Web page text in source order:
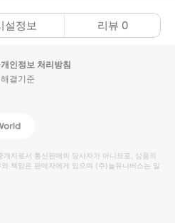
설정보 리뷰 0
개인정보 처리방침
결기준
Global
개자로서 통신판매의 당사자가 아니므로, 상품의
책임은 판매자에게 있으며 (주)놀유니버스는 일